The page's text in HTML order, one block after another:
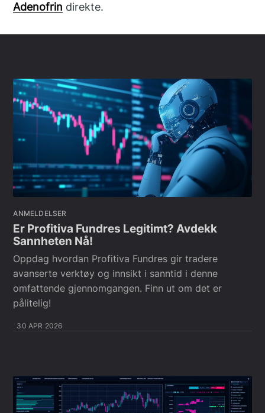
Adenofrin direkte.
ANMELDELSER
Er Profitiva Fundres Legitimt? Avdekk
Sannheten Nå!
Oppdag hvordan Profitiva Fundres gir tradere
avanserte verktøy og innsikt i sanntid i denne
omfattende gjennomgangen. Finn ut om det er
pålitelig!
30 APR 2026